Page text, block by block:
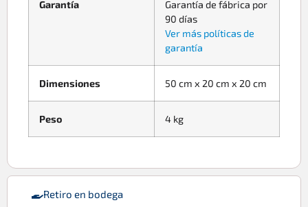
Retiro en bodega
Garantía
Garantía de fábrica por
90 días
Ver más políticas de
garantía
Dimensiones 50 cm x 20 cm x 20 cm
Peso 4 kg